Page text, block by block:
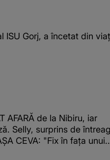
ISU Gorj, a încetat din
AFARĂ de la Nibiru, iar
Selly, surprins de
CEVA: "Fix în fața